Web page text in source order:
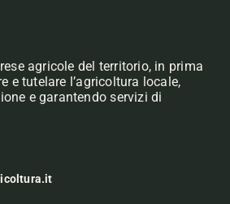
agricole del territorio, in prima
e tutelare l’agricoltura locale,
e garantendo servizi di